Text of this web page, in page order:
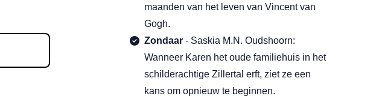
maanden van het leven van Vincent van
Gogh.
Zondaar- Saskia M.N. Oudshoorn:
Wanneer Karen het oude familiehuis in het
schilderachtige Zillertal erft, ziet ze een
kans om opnieuw te beginnen.